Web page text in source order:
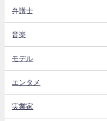
弁護士
音楽
モデル
エンタメ
実業家